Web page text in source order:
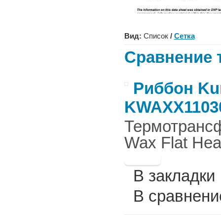
Вид: Список / Сетка
Сравнение
Риббон
Wax Flat
В закладки
В